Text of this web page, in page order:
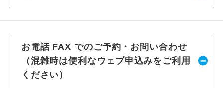
お電話 FAX でのご予約・お問い合わせ
（混雑時は便利なウェブ申込みをご利用
ください）